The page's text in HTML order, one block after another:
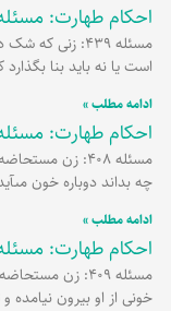
احکام طهارت: مسئله
مسئله 439: زنی
است یا نه باید بنا
ادامه مطلب »
احکام طهارت: مسئله
مسئله 408: زن
چه بداند دوباره خون
ادامه مطلب »
احکام طهارت: مسئله
مسئله 409: زن
خونى از او بیرون